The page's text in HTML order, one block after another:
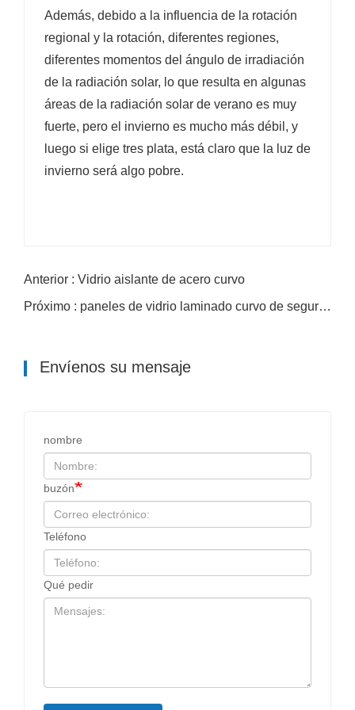
Además, debido a la influencia de la rotación
regional y la rotación, diferentes regiones,
diferentes momentos del ángulo de irradiación
de la radiación solar, lo que resulta en algunas
áreas de la radiación solar de verano es muy
fuerte, pero el invierno es mucho más débil, y
luego si elige tres plata, está claro que la luz de
invierno será algo pobre.
Anterior : Vidrio aislante de acero curvo
Próximo : paneles de vidrio laminado curvo de seguridad para fachadas, barandillas y toldos
Envíenos su mensaje
nombre
buzón
Teléfono
Qué pedir